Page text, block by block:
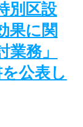
別区設
果に関
業務」
公表し